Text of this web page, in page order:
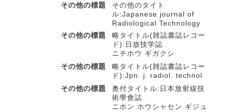
その他の標題
その他のタイト
ル:Japanese journal of
Radiological Technology
その他の標題
略タイトル(雑誌書誌レコー
ド):日放技学誌
ニチホウ ギガクシ
その他の標題
略タイトル(雑誌書誌レコー
ド):Jpn. j. radiol. technol
その他の標題
奥付タイトル:日本放射線技
術學會誌
ニホン ホウシャセン ギジュ